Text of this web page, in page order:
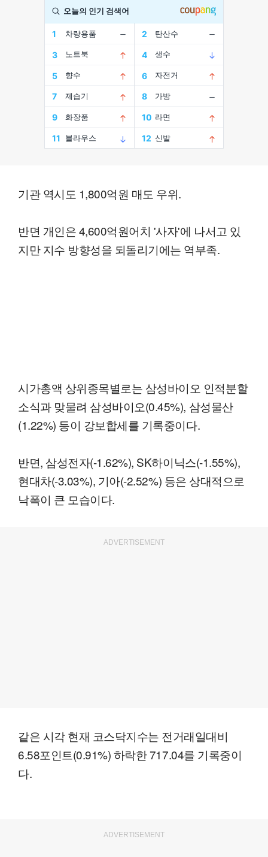
기관 역시도 1,800억원 매도 우위.
반면 개인은 4,600억원어치 '사자'에 나서고 있
지만 지수 방향성을 되돌리기에는 역부족.
시가총액 상위종목별로는 삼성바이오 인적분할
소식과 맞물려 삼성바이오(0.45%), 삼성물산
(1.22%) 등이 강보합세를 기록중이다.
반면, 삼성전자(-1.62%), SK하이닉스(-1.55%),
현대차(-3.03%), 기아(-2.52%) 등은 상대적으로
낙폭이 큰 모습이다.
ADVERTISEMENT
같은 시각 현재 코스닥지수는 전거래일대비
6.58포인트(0.91%) 하락한 717.04를 기록중이
다.
ADVERTISEMENT